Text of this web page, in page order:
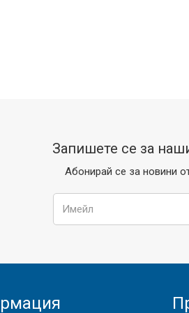
Запишете се за
Абонирай се за новини